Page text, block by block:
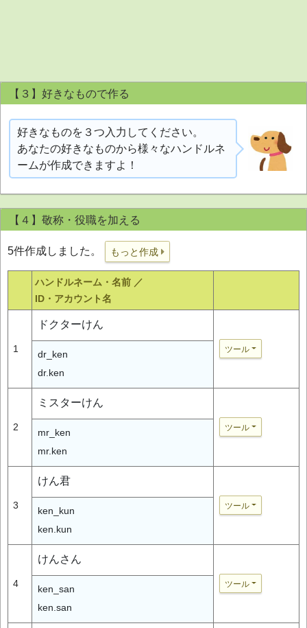
【３】好きなもので作る
好きなものを３つ入力してください。
あなたの好きなものから様々なハンドルネ
ームが作成できますよ！
【４】敬称・役職を加える
5件作成しました。 もっと作成
ハンドルネーム・名前 ／
ID・アカウント名
1
ドクターけん
ツール
dr_ken
dr.ken
2
ミスターけん
ツール
mr_ken
mr.ken
3
けん君
ツール
ken_kun
ken.kun
4
けんさん
ツール
ken_san
ken.san